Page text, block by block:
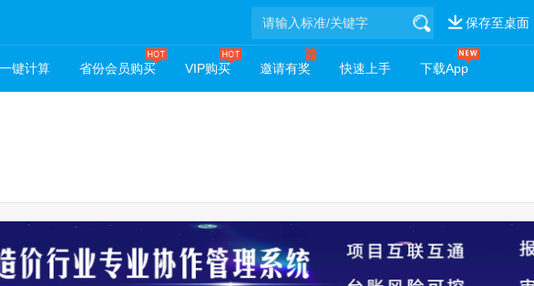
保存至桌面
键计算 省份会员购买 VIP购买 邀请有奖 快速上手 下载App